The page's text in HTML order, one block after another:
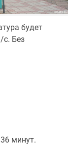
будет
с. Без
минут.